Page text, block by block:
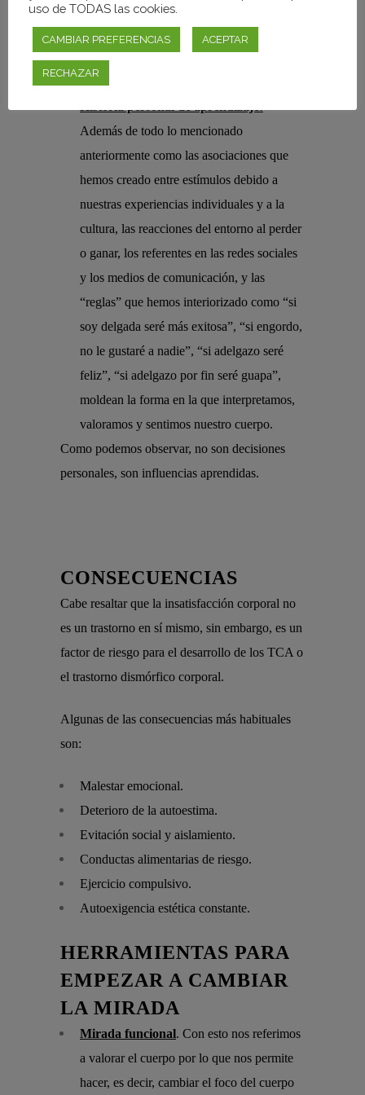
tiempo en internet está estrechamente
relacionado con la internalización de
ideales de delgadez, vigilancia corporal y el
Además de todo lo mencionado
anteriormente como las asociaciones que
hemos creado entre estímulos debido a
nuestras experiencias individuales y a la
cultura, las reacciones del entorno al perder
o ganar, los referentes en las redes sociales
y los medios de comunicación, y las
“reglas” que hemos interiorizado como “si
soy delgada seré más exitosa”, “si engordo,
no le gustaré a nadie”, “si adelgazo seré
feliz”, “si adelgazo por fin seré guapa”,
moldean la forma en la que interpretamos,
valoramos y sentimos nuestro cuerpo.
Como podemos observar, no son decisiones
personales, son influencias aprendidas.
CONSECUENCIAS
Cabe resaltar que la insatisfacción corporal no
es un trastorno en sí mismo, sin embargo, es un
factor de riesgo para el desarrollo de los TCA o
el trastorno dismórfico corporal.
Algunas de las consecuencias más habituales
son:
Malestar emocional.
Deterioro de la autoestima.
Evitación social y aislamiento.
Conductas alimentarias de riesgo.
Ejercicio compulsivo.
Autoexigencia estética constante.
HERRAMIENTAS PARA
EMPEZAR A CAMBIAR
LA MIRADA
Mirada funcional. Con esto nos referimos
a valorar el cuerpo por lo que nos permite
hacer, es decir, cambiar el foco del cuerpo
uso de TODAS las cookies.
CAMBIAR PREFERENCIAS ACEPTAR
RECHAZAR